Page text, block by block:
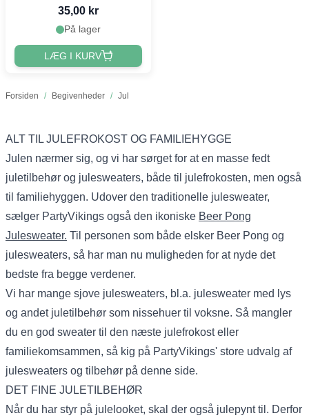
Forsiden / Begivenheder / Jul
35,00 kr
På lager
LÆG I KURV
ALT TIL JULEFROKOST OG FAMILIEHYGGE
Julen nærmer sig, og vi har sørget for at en masse fedt
juletilbehør og julesweaters, både til julefrokosten, men også
til familiehyggen. Udover den traditionelle julesweater,
sælger PartyVikings også den ikoniske Beer Pong
Julesweater. Til personen som både elsker Beer Pong og
julesweaters, så har man nu muligheden for at nyde det
bedste fra begge verdener.
Vi har mange sjove julesweaters, bl.a. julesweater med lys
og andet juletilbehør som nissehuer til voksne. Så mangler
du en god sweater til den næste julefrokost eller
familiekomsammen, så kig på PartyVikings' store udvalg af
julesweaters og tilbehør på denne side.
DET FINE JULETILBEHØR
Når du har styr på julelooket, skal der også julepynt til. Derfor